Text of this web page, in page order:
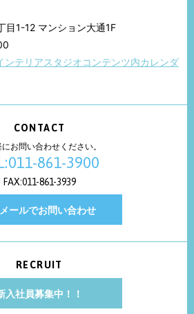
目1-12 マンション大通1F
ンテリアスタジオコンテンツ内カレンダ
CONTACT
お問い合わせください。
861-3900
FAX:011-861-3939
メールでお問い合わせ
RECRUIT
入社員募集中！！